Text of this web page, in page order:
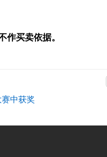
作买卖依据。
中获奖